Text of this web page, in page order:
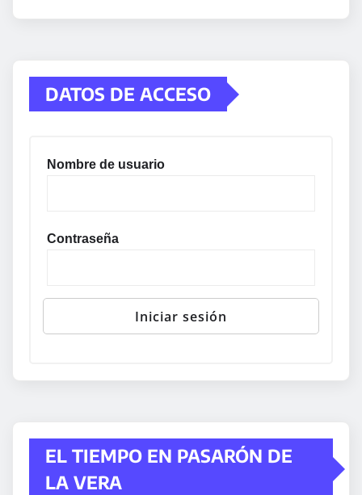
DATOS DE ACCESO
Nombre de usuario
Contraseña
EL TIEMPO EN PASARÓN DE
LA VERA